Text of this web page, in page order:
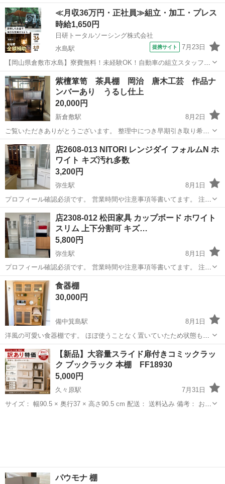
奥行34.5×深さ4.5 ■ 引き出し 中 幅23×奥行34.5×深さ10.5
■ 引き出し 大 幅23×奥行...
岡山 岡山市 久々原駅 収納家具 タイル
≪月収36万円・正社員≫組立・加工・プレス
時給1,650円
日研トータルソーシング株式会社
水島駅
提携サイト 7月23日
【岡山県倉敷市水島】寮費無料！未経験OK！自動車の組立スタッフ
《お仕事No.NS0089》 お仕事について 車の組立作業です。専用レール
に乗って流れてくる車の骨組みに、車内外の各部品・ハンドル・足回
り・ドア・シートなどの各...
岡山 倉敷市 水島駅 その他
紫檀箪笥 茶具棚 岡治 唐木工芸 作品ナ
ンバーあり うるし仕上
20,000円
新倉敷駅
8月2日
ご覧いただきありがとうございます。 整理中につき早期引き取り希望
です。 お値段によりお取引者が変更になる場合がございます。
岡山 倉敷市
店2608-013 NITORI レンジダイ フォルムN ホ
ワイト キズ汚れ多数
3,200円
弥生駅
8月1日
プロフィール確認必須です。 営業時間や注意事項等書いてます。 注意
⚠️ 当店はリサイクルショップの為、原則として 返品・交換や修理等の
対応は致しかねます。 家電等に関しましては、ご購入から３日以内に
商品の不備や故障があっ...
岡山 倉敷市 収納家具 レンジダイ
店2308-012 松田家具 カップボード ホワイト
スリム 上下分割可 キズ…
5,800円
弥生駅
8月1日
プロフィール確認必須です。 営業時間や注意事項等書いてます。 注意
⚠️ 当店はリサイクルショップの為、原則として 返品・交換や修理等の
対応は致しかねます。 家電等に関しましては、ご購入から３日以内に
商品の不備や故障があっ...
岡山 倉敷市 弥生駅
食器棚
30,000円
備中箕島駅
8月1日
洋風の可愛い食器棚です。 ほぼ使うことなく置いていたため状態も綺
麗です。 炊飯器の引き出しもついてとても便利です。 今商品が手元に
ない為サイズが気になる方はコメントください。 自宅まで取りに来て
いただける方限...
岡山 岡山市 備中箕島駅 収納家具 食器棚
【新品】大容量スライド扉付きコミックラッ
ク ブックラック 本棚 FF18930
5,000円
久々原駅
7月31日
サイズ： 幅90.5 × 奥行37 × 高さ90.5 cm 配送： 送料込み 備考： お客
パウモナ 棚